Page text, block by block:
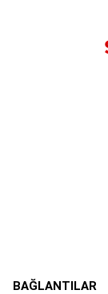
BAĞLANTILAR